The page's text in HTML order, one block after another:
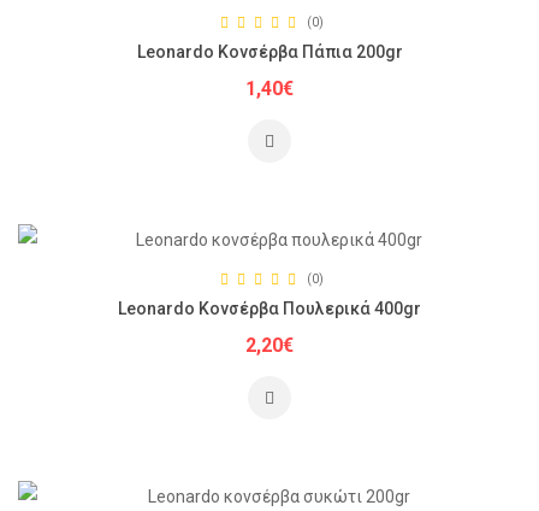
(0)
Leonardo Κονσέρβα Πάπια 200gr
1,40€
(0)
Leonardo Κονσέρβα Πουλερικά 400gr
2,20€